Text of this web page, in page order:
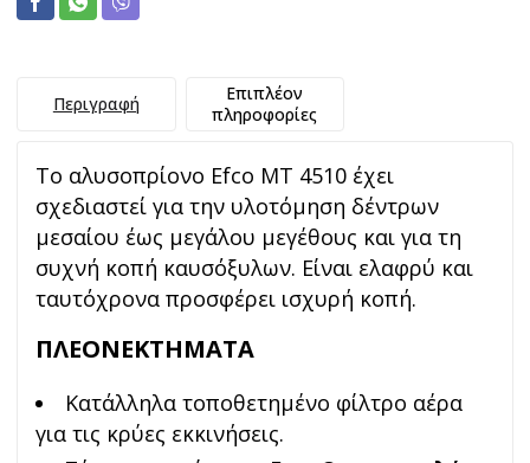
Περιγραφή
Επιπλέον
πληροφορίες
Το αλυσοπρίονο Efco MT 4510 έχει
σχεδιαστεί για την υλοτόμηση δέντρων
μεσαίου έως μεγάλου μεγέθους και για τη
συχνή κοπή καυσόξυλων. Είναι ελαφρύ και
ταυτόχρονα προσφέρει ισχυρή κοπή.
ΠΛΕΟΝΕΚΤΗΜΑΤΑ
Κατάλληλα τοποθετημένο φίλτρο αέρα
για τις κρύες εκκινήσεις.